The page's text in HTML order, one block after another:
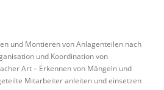
und Montieren von Anlagenteilen nach
und Koordination von
Art – Erkennen von Mängeln und
Mitarbeiter anleiten und einsetzen